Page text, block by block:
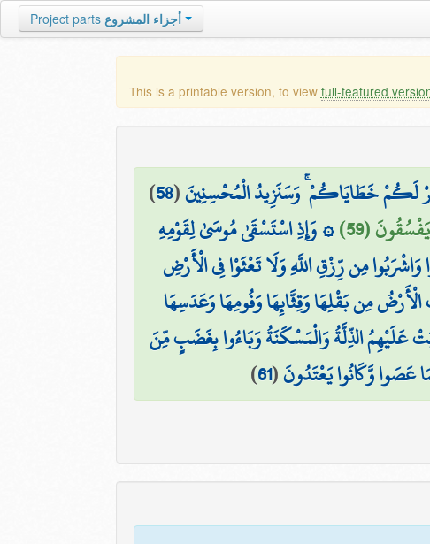
Project parts أجزاء المشروع
This is a printable version, to view full-featured
لَكُمْ خَطَايَاكُمْ ۚ وَسَنَزِيدُ الْمُحْسِنِينَ(
58
)
(59)
۞ وَإِذِ اسْتَسْقَىٰ مُوسَىٰ لِقَوْمِهِ
مِن رِّزْقِ اللَّهِ وَلَا تَعْثَوْا فِي الْأَرْضِ
مِن بَقْلِهَا وَقِثَّائِهَا وَفُومِهَا وَعَدَسِهَا
عَلَيْهِمُ الذِّلَّةُ وَالْمَسْكَنَةُ وَبَاءُوا بِغَضَبٍ مِّنَ
عَصَوا وَّكَانُوا يَعْتَدُونَ(
61
)